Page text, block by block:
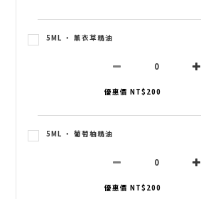
5ML ‧ 薰衣草精油
優惠價 NT$200
5ML ‧ 葡萄柚精油
優惠價 NT$200